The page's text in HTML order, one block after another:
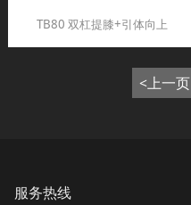
TB80 双杠提膝+引体向上
<上一页
服务热线